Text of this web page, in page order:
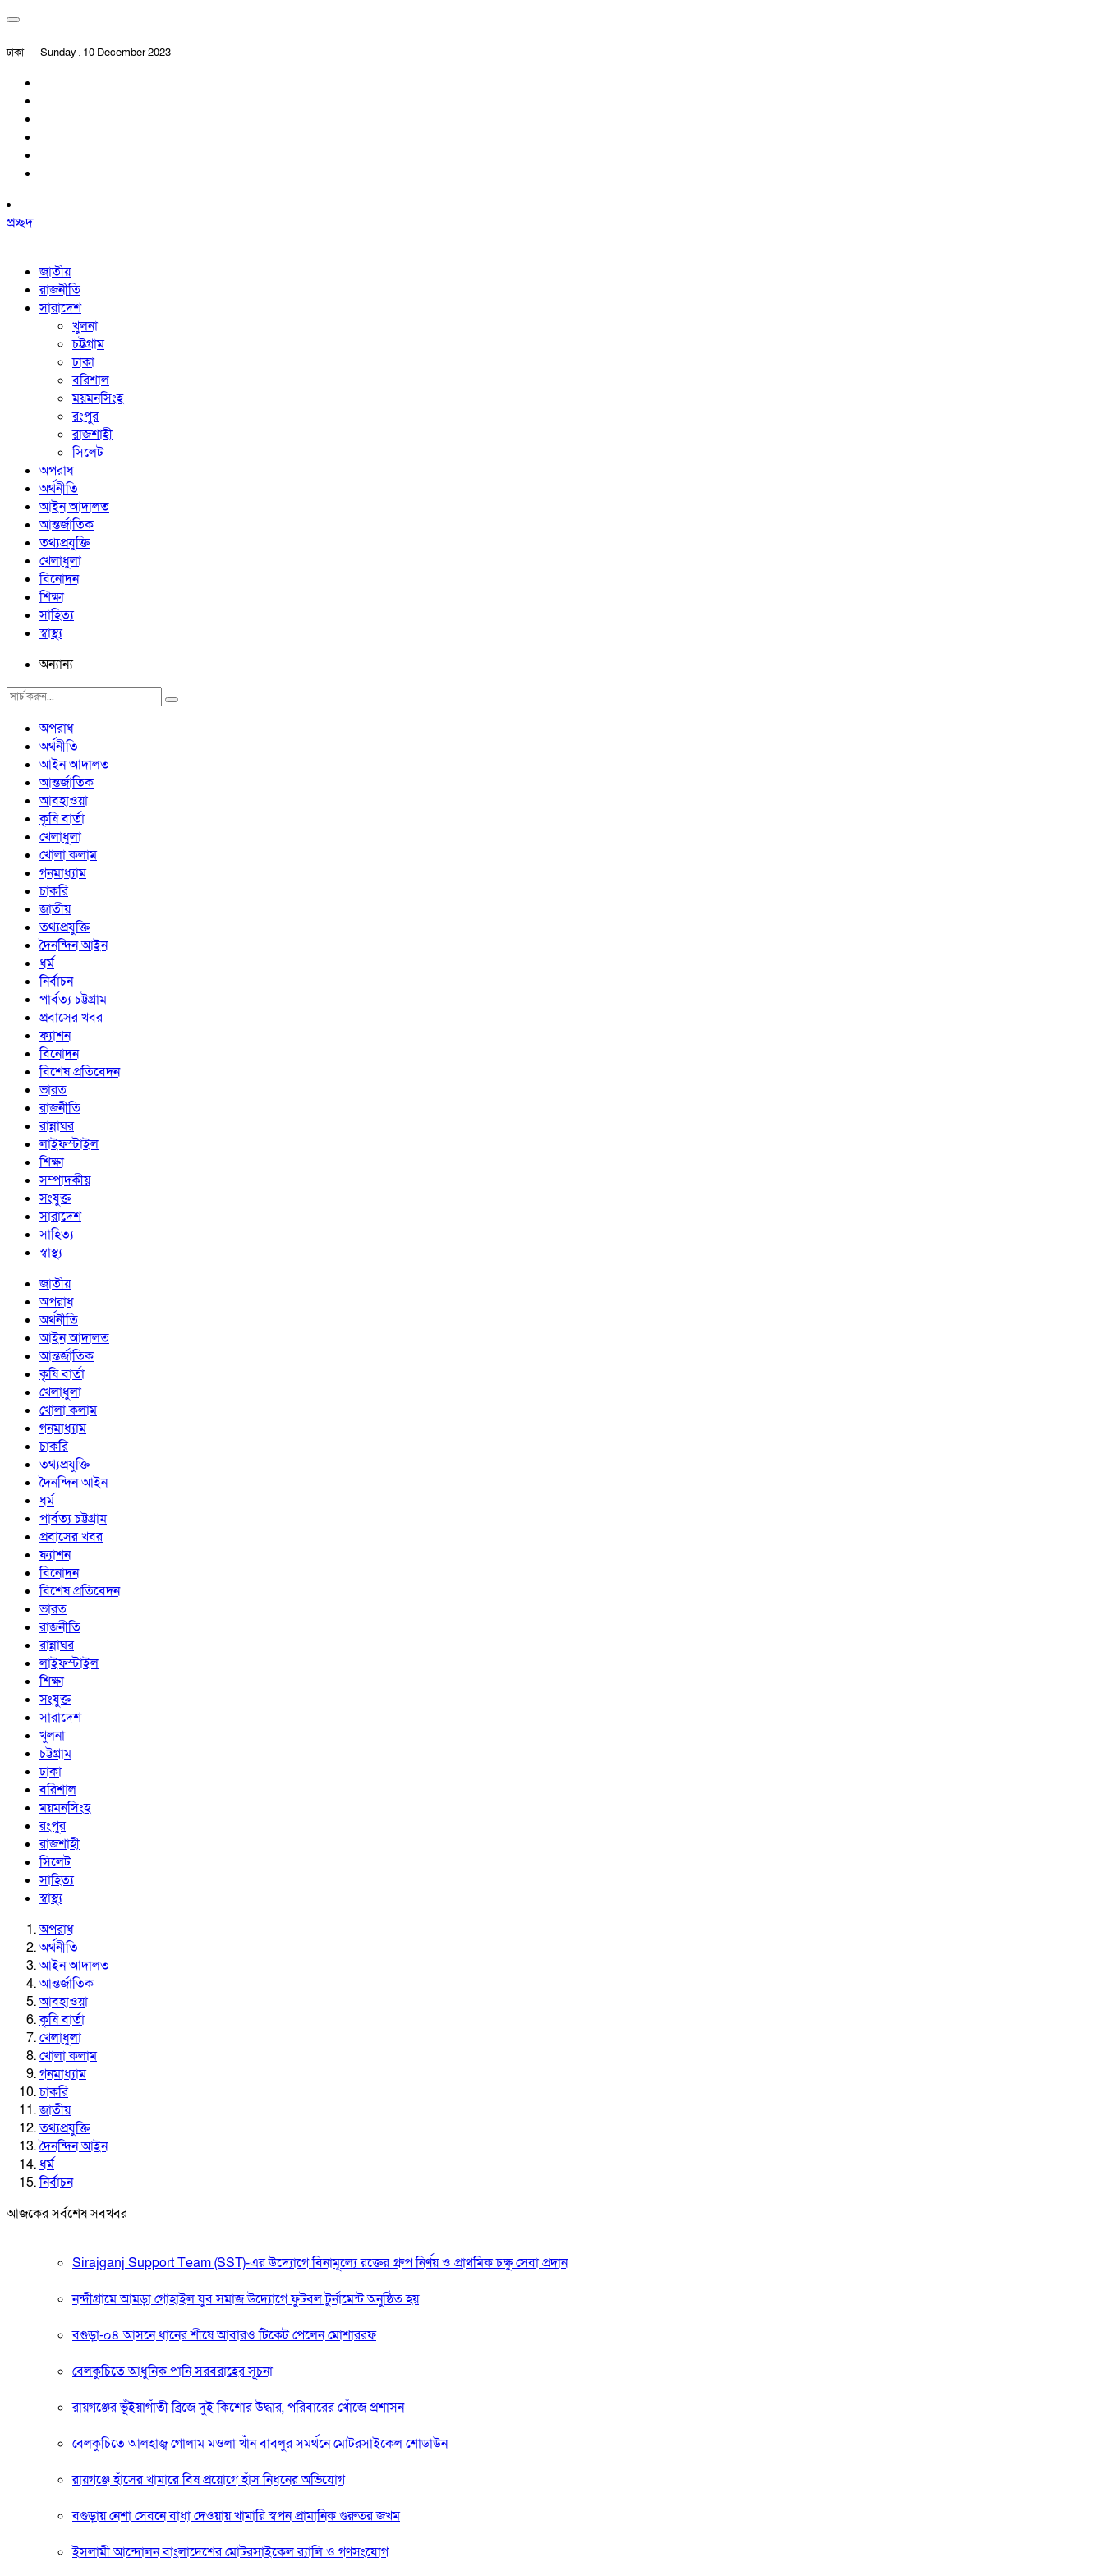
ঢাকা Sunday , 10 December 2023
প্রচ্ছদ
জাতীয়
রাজনীতি
সারাদেশ
খুলনা
চট্টগ্রাম
ঢাকা
বরিশাল
ময়মনসিংহ
রংপুর
রাজশাহী
সিলেট
অপরাধ
অর্থনীতি
আইন আদালত
আন্তর্জাতিক
তথ্যপ্রযুক্তি
খেলাধুলা
বিনোদন
শিক্ষা
সাহিত্য
স্বাস্থ্য
অন্যান্য
অপরাধ
অর্থনীতি
আইন আদালত
আন্তর্জাতিক
আবহাওয়া
কৃষি বার্তা
খেলাধুলা
খোলা কলাম
গনমাধ্যাম
চাকরি
জাতীয়
তথ্যপ্রযুক্তি
দৈনন্দিন আইন
ধর্ম
নির্বাচন
পার্বত্য চট্টগ্রাম
প্রবাসের খবর
ফ্যাশন
বিনোদন
বিশেষ প্রতিবেদন
ভারত
রাজনীতি
রান্নাঘর
লাইফস্টাইল
শিক্ষা
সম্পাদকীয়
সংযুক্ত
সারাদেশ
সাহিত্য
স্বাস্থ্য
জাতীয়
অপরাধ
অর্থনীতি
আইন আদালত
আন্তর্জাতিক
কৃষি বার্তা
খেলাধুলা
খোলা কলাম
গনমাধ্যাম
চাকরি
তথ্যপ্রযুক্তি
দৈনন্দিন আইন
ধর্ম
পার্বত্য চট্টগ্রাম
প্রবাসের খবর
ফ্যাশন
বিনোদন
বিশেষ প্রতিবেদন
ভারত
রাজনীতি
রান্নাঘর
লাইফস্টাইল
শিক্ষা
সংযুক্ত
সারাদেশ
খুলনা
চট্টগ্রাম
ঢাকা
বরিশাল
ময়মনসিংহ
রংপুর
রাজশাহী
সিলেট
সাহিত্য
স্বাস্থ্য
অপরাধ
অর্থনীতি
আইন আদালত
আন্তর্জাতিক
আবহাওয়া
কৃষি বার্তা
খেলাধুলা
খোলা কলাম
গনমাধ্যাম
চাকরি
জাতীয়
তথ্যপ্রযুক্তি
দৈনন্দিন আইন
ধর্ম
নির্বাচন
আজকের সর্বশেষ সবখবর
Sirajganj Support Team (SST)-এর উদ্যোগে বিনামূল্যে রক্তের গ্রুপ নির্ণয় ও প্রাথমিক চক্ষু সেবা প্রদান
নন্দীগ্রামে আমড়া গোহাইল যুব সমাজ উদ্যোগে ফুটবল টুর্নামেন্ট অনুষ্ঠিত হয়
বগুড়া-০৪ আসনে ধানের শীষে আবারও টিকেট পেলেন মোশাররফ
বেলকুচিতে আধুনিক পানি সরবরাহের সূচনা
রায়গঞ্জের ভূঁইয়াগাঁতী ব্রিজে দুই কিশোর উদ্ধার, পরিবারের খোঁজে প্রশাসন
বেলকুচিতে আলহাজ্ব গোলাম মওলা খাঁন বাবলুর সমর্থনে মোটরসাইকেল শোডাউন
রায়গঞ্জে হাঁসের খামারে বিষ প্রয়োগে হাঁস নিধনের অভিযোগ
বগুড়ায় নেশা সেবনে বাধা দেওয়ায় খামারি স্বপন প্রামানিক গুরুতর জখম
ইসলামী আন্দোলন বাংলাদেশের মোটরসাইকেল র‍্যালি ও গণসংযোগ